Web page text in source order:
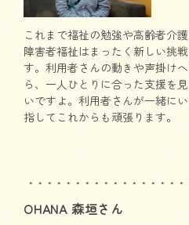
これまで福祉の勉強や高齢者介
障害者福祉はまったく新しい挑
す。利用者さんの動きや声掛け
ら、一人ひとりに合った支援を
いですよ。利用者さんが一緒に
指してこれからも頑張ります。
OHANA 森垣さん